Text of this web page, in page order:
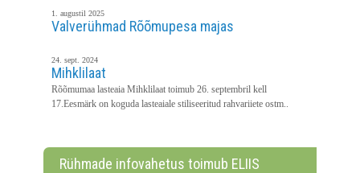
1. augustil 2025
Valverühmad Rõõmupesa majas
24. sept. 2024
Mihklilaat
Rõõmumaa lasteaia Mihklilaat toimub 26. septembril kell
17.Eesmärk on koguda lasteaiale stiliseeritud rahvariiete ostm..
Rühmade infovahetus toimub ELIIS